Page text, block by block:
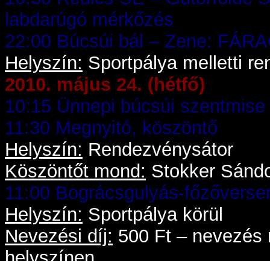
labdarúgó mérkőzés
22:00 Búcsúi bál – Zene:
Helyszín: Sportpálya melletti
2010. május 24. (hétfő)
10:15 Ünnepi búcsúi
11:30 Megnyitó, köszöntő
Helyszín: Rendezvénysátor
Köszöntőt mond: Stokker
11:00 Bográcsgulyás-
Helyszín: Sportpálya körül
Nevezési díj: 500 Ft – nevezés